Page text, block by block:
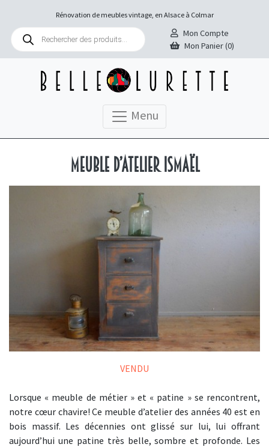
Rénovation de meubles vintage, en Alsace à Colmar
Recherche
produits
Mon Compte
Mon Panier (0)
Menu
Meuble d’atelier Ismaël
VENDU
Lorsque « meuble de métier » et « patine » se rencontrent,
notre cœur chavire! Ce meuble d’atelier des années 40 est en
bois massif. Les décennies ont glissé sur lui, lui offrant
aujourd’hui une patine très belle, sombre et profonde. Les